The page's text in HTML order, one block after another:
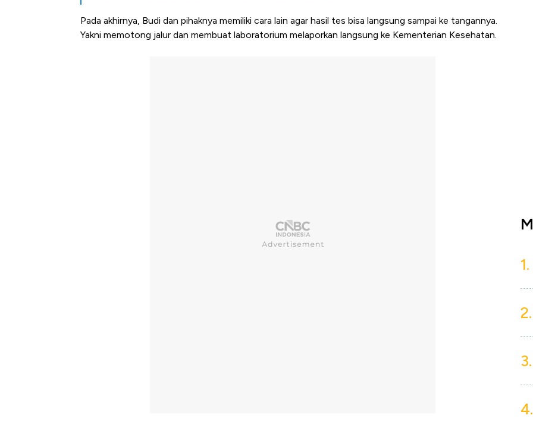
Pada akhirnya, Budi dan pihaknya memiliki cara lain agar hasil tes bisa langsung sampai ke tangannya.
Yakni memotong jalur dan membuat laboratorium melaporkan langsung ke Kementerian Kesehatan.
1.
2.
3.
4.